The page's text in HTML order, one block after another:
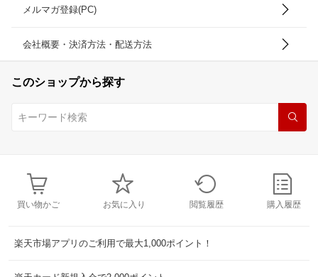
メルマガ登録(PC)
会社概要・決済方法・配送方法
このショップから探す
買い物かご お気に入り 閲覧履歴 購入履歴
楽天市場アプリのご利用で最大1,000ポイント！